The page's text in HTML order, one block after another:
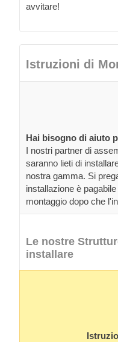
avvitare!
Istruzioni di
Hai bisogno di aiuto
I nostri partner di
saranno lieti di
nostra gamma. Si
installazione è
montaggio dopo che
Le nostre
installare